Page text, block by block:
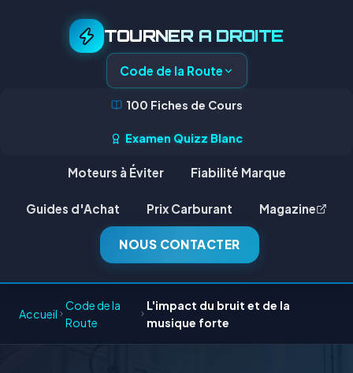
TOURNER A DROITE
Code de la Route
100 Fiches de Cours
Examen Quizz Blanc
Moteurs à Éviter Fiabilité Marque
Guides d'Achat Prix Carburant Magazine
NOUS CONTACTER
Accueil
Code de la
Route
L'impact du bruit et de la
musique forte